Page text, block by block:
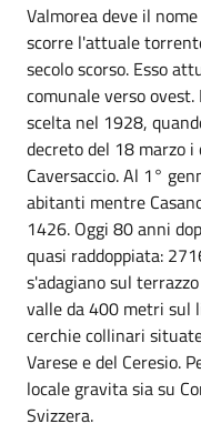
Valmorea deve il
scorre l'attuale
secolo scorso. Esso
comunale verso
scelta nel 1928,
decreto del 18 marzo i
Caversaccio. Al 1°
abitanti mentre
1426. Oggi 80 anni
quasi raddoppiata:
s'adagiano sul
valle da 400 metri sul
cerchie collinari
Varese e del Ceresio.
locale gravita sia su
Svizzera.